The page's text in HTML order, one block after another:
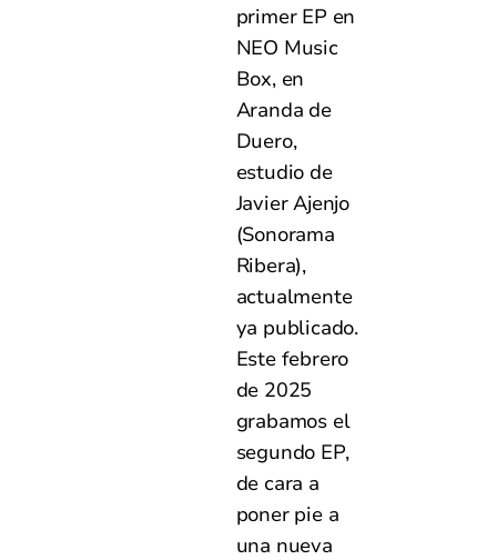
primer EP en
NEO Music
Box, en
Aranda de
Duero,
estudio de
Javier Ajenjo
(Sonorama
Ribera),
actualmente
ya publicado.
Este febrero
de 2025
grabamos el
segundo EP,
de cara a
poner pie a
una nueva